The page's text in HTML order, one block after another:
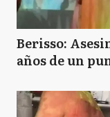
Berisso:
años de un